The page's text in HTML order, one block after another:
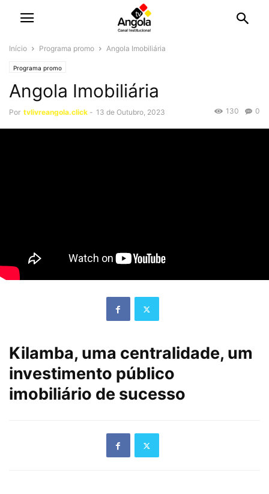
Início Programa promo Angola Imobiliária
Programa promo
Angola Imobiliária
Por tvlivreangola.click - 13 de Outubro, 2023 0
130
Kilamba, uma centralidade, um
investimento público
imobiliário de sucesso